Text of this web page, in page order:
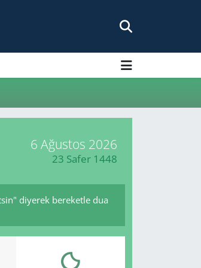
6 Ağustos 2026
23 Safer 1448
diyerek bereketle dua